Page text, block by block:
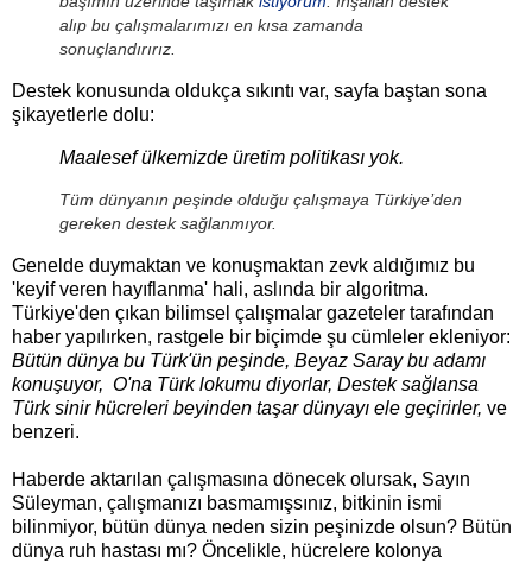
alıp bu çalışmalarımızı en kısa zamanda
sonuçlandırırız.
Destek konusunda oldukça sıkıntı var, sayfa baştan sona
şikayetlerle dolu:
Maalesef ülkemizde üretim politikası yok.
Tüm dünyanın peşinde olduğu çalışmaya Türkiye’den
gereken destek sağlanmıyor.
Genelde duymaktan ve konuşmaktan zevk aldığımız bu
'keyif veren hayıflanma' hali, aslında bir algoritma.
Türkiye'den çıkan bilimsel çalışmalar gazeteler tarafından
haber yapılırken, rastgele bir biçimde şu cümleler ekleniyor:
Bütün dünya bu Türk'ün peşinde, Beyaz Saray bu adamı
konuşuyor, O'na Türk lokumu diyorlar, Destek sağlansa
Türk sinir hücreleri beyinden taşar dünyayı ele geçirirler, ve
benzeri.
Haberde aktarılan çalışmasına dönecek olursak, Sayın
Süleyman, çalışmanızı basmamışsınız, bitkinin ismi
bilinmiyor, bütün dünya neden sizin peşinizde olsun? Bütün
dünya ruh hastası mı? Öncelikle, hücrelere kolonya